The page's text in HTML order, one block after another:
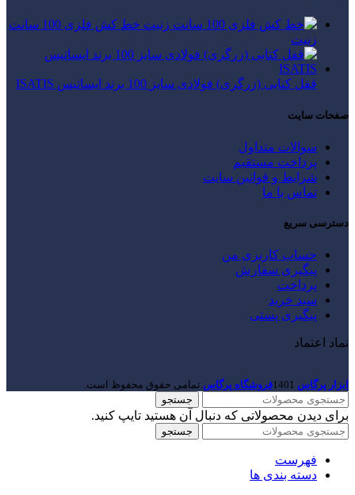
خط کش فلزی 100 سانت
زنیت
قفل کتابی (زرگری) فولادی سایز 100 برند ایساتیس ISATIS
صفحات سایت
سوالات متداول
پرداخت مستقیم
شرایط و قوانین سایت
تماس با ما
دسترسی سریع
حساب کاربری من
پیگیری سفارش
پرداخت
سبد خرید
پیگیری پستی
نماد اعتماد
ابزار پرگاس 1401فروشگاه پرگاس.تمامی حقوق محفوظ است.
جستجو
برای دیدن محصولاتی که دنبال آن هستید تایپ کنید.
جستجو
فهرست
دسته بندی ها